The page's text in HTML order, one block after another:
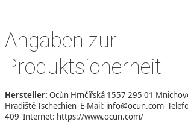
Angaben zur
Produktsicherheit
Hersteller: Ocùn Hrnčířská 1557 295 01
Hradiště Tschechien E-Mail: info@ocun.com
409 Internet: https://www.ocun.com/